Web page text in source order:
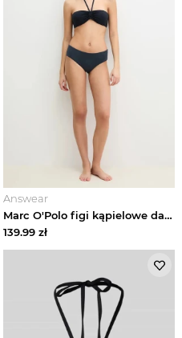
Answear
Marc O'Polo figi kąpielowe damskie granatowy
139.99 zł